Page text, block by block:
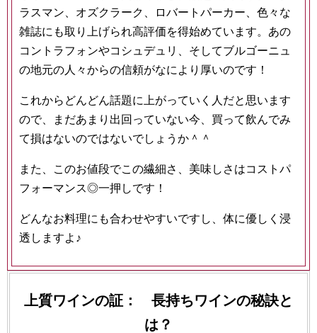
ラスマン、オズクラーク、ロバートパーカー、色々な
雑誌にも取り上げられ高評価を得始めています。あの
コントラフォンやコシュデュリ、そしてブルゴーニュ
の地元の人々からの信頼がなにより厚いのです！
これからどんどん話題に上がっていく人だと思います
ので、まだあまり出回っていない今、買って飲んでみ
て損はないのではないでしょうか＾＾
また、このお値段でこの繊細さ、美味しさはコストパ
フォーマンス◎一押しです！
どんなお料理にも合わせやすいですし、体に優しく浸
透しますよ♪
上質ワインの証： 長持ちワインの秘訣と
は？